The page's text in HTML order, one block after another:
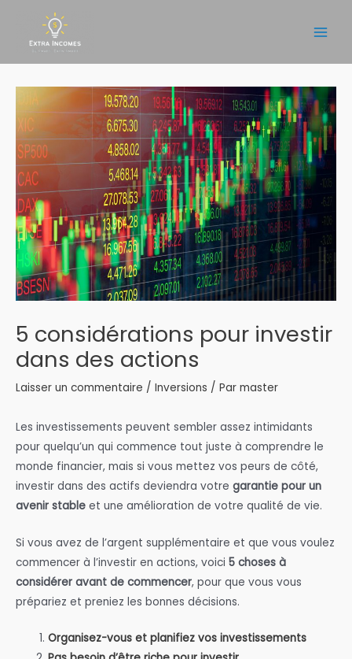
contenu
5 considérations pour investir
dans des actions
Laisser un commentaire / Inversions / Par master
Les investissements peuvent sembler assez intimidants
pour quelqu’un qui commence tout juste à comprendre le
monde financier, mais si vous mettez vos peurs de côté,
investir dans des actifs deviendra votre garantie pour un
avenir stable et une amélioration de votre qualité de vie.
Si vous avez de l’argent supplémentaire et que vous voulez
commencer à l’investir en actions, voici 5 choses à
considérer avant de commencer, pour que vous vous
prépariez et preniez les bonnes décisions.
Organisez-vous et planifiez vos investissements